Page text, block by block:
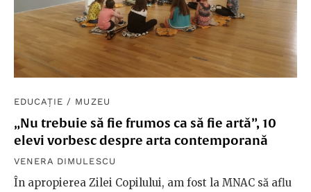
EDUCAȚIE / MUZEU
„Nu trebuie să fie frumos ca să fie artă”, 10
elevi vorbesc despre arta contemporană
VENERA DIMULESCU
În apropierea Zilei Copilului, am fost la MNAC să aflu